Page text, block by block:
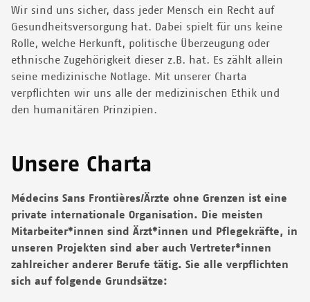
Wir sind uns sicher, dass jeder Mensch ein Recht auf
Gesundheitsversorgung hat. Dabei spielt für uns keine
Rolle, welche Herkunft, politische Überzeugung oder
ethnische Zugehörigkeit dieser z.B. hat. Es zählt allein
seine medizinische Notlage. Mit unserer Charta
verpflichten wir uns alle der medizinischen Ethik und
den humanitären Prinzipien.
Unsere Charta
Médecins Sans Frontières/Ärzte ohne Grenzen ist eine
private internationale Organisation. Die meisten
Mitarbeiter*innen sind Ärzt*innen und Pflegekräfte, in
unseren Projekten sind aber auch Vertreter*innen
zahlreicher anderer Berufe tätig. Sie alle verpflichten
sich auf folgende Grundsätze: